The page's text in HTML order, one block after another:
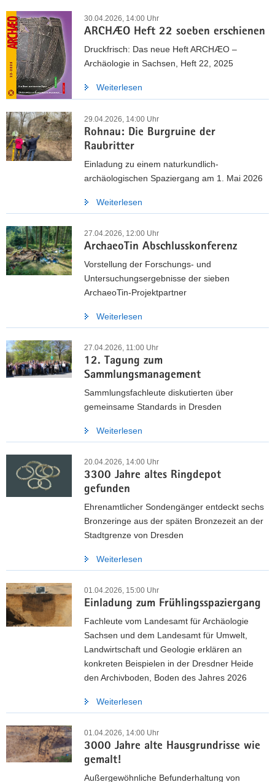
30.04.2026, 14:00 Uhr
ARCHÆO Heft 22 soeben erschienen
Druckfrisch: Das neue Heft ARCHÆO –
Archäologie in Sachsen, Heft 22, 2025
Weiterlesen
29.04.2026, 14:00 Uhr
Rohnau: Die Burgruine der
Raubritter
Einladung zu einem naturkundlich-
archäologischen Spaziergang am 1. Mai 2026
Weiterlesen
27.04.2026, 12:00 Uhr
ArchaeoTin Abschlusskonferenz
Vorstellung der Forschungs- und
Untersuchungsergebnisse der sieben
ArchaeoTin-Projektpartner
Weiterlesen
27.04.2026, 11:00 Uhr
12. Tagung zum
Sammlungsmanagement
Sammlungsfachleute diskutierten über
gemeinsame Standards in Dresden
Weiterlesen
20.04.2026, 14:00 Uhr
3300 Jahre altes Ringdepot
gefunden
Ehrenamtlicher Sondengänger entdeckt sechs
Bronzeringe aus der späten Bronzezeit an der
Stadtgrenze von Dresden
Weiterlesen
01.04.2026, 15:00 Uhr
Einladung zum Frühlingsspaziergang
Fachleute vom Landesamt für Archäologie
Sachsen und dem Landesamt für Umwelt,
Landwirtschaft und Geologie erklären an
konkreten Beispielen in der Dresdner Heide
den Archivboden, Boden des Jahres 2026
Weiterlesen
01.04.2026, 14:00 Uhr
3000 Jahre alte Hausgrundrisse wie
gemalt!
Außergewöhnliche Befunderhaltung von